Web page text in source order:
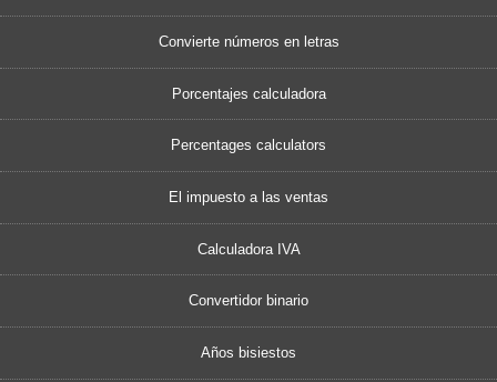
Convierte números en letras
Porcentajes calculadora
Percentages calculators
El impuesto a las ventas
Calculadora IVA
Convertidor binario
Años bisiestos